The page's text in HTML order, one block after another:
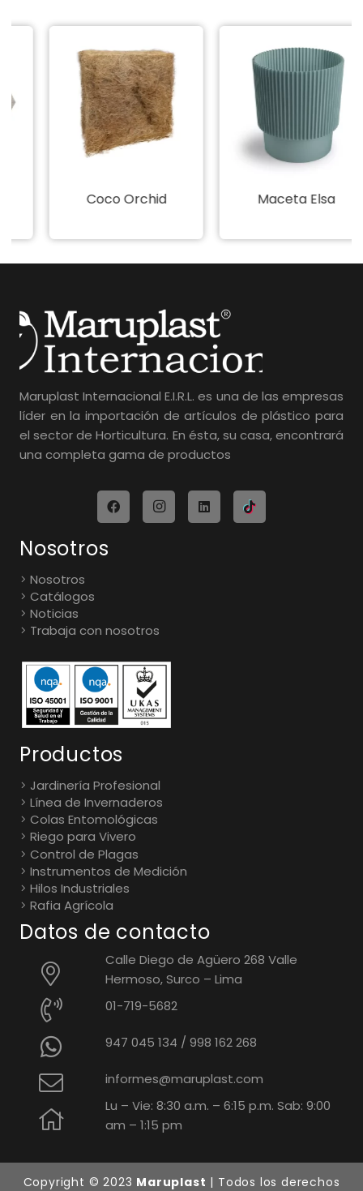
Coco Orchid Maceta Elsa
Maruplast Internacional E.I.R.L. es una de las empresas
líder en la importación de artículos de plástico para
el sector de Horticultura. En ésta, su casa, encontrará
una completa gama de productos
Nosotros
Nosotros
Catálogos
Noticias
Trabaja con nosotros
Productos
Jardinería Profesional
Línea de Invernaderos
Colas Entomológicas
Riego para Vivero
Control de Plagas
Instrumentos de Medición
Hilos Industriales
Rafia Agrícola
Datos de contacto
Calle Diego de Agüero 268 Valle
Hermoso, Surco – Lima
01-719-5682
947 045 134 / 998 162 268
informes@maruplast.com
Lu – Vie: 8:30 a.m. – 6:15 p.m. Sab: 9:00
am – 1:15 pm
Copyright © 2023 Maruplast | Todos los derechos